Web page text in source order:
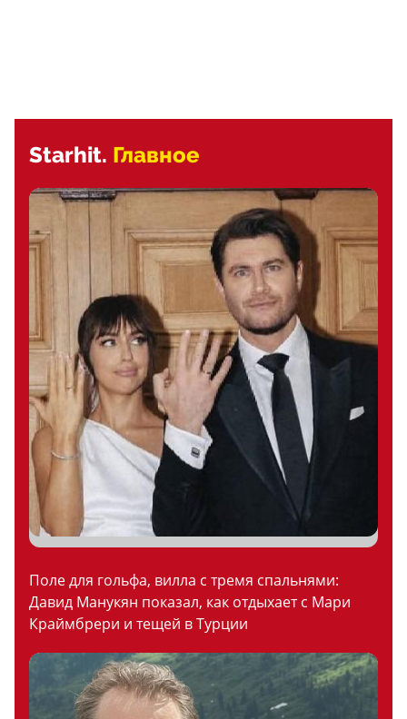
Starhit. Главное
Поле для гольфа, вилла с тремя спальнями:
Давид Манукян показал, как отдыхает с Мари
Краймбрери и тещей в Турции